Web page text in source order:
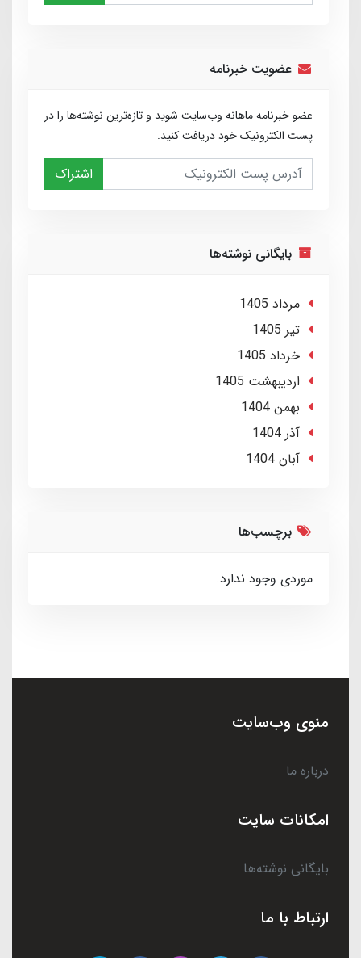
عضویت خبرنامه
عضو خبرنامه ماهانه وب‌سایت شوید و تازه‌ترین نوشته‌ها را در
پست الکترونیک خود دریافت کنید.
اشتراک
بایگانی نوشته‌ها
مرداد 1405
تير 1405
خرداد 1405
ارديبهشت 1405
بهمن 1404
آذر 1404
آبان 1404
برچسب‌ها
موردی وجود ندارد.
منوی وب‌سایت
درباره ما
امکانات سایت
بایگانی نوشته‌ها
ارتباط با ما